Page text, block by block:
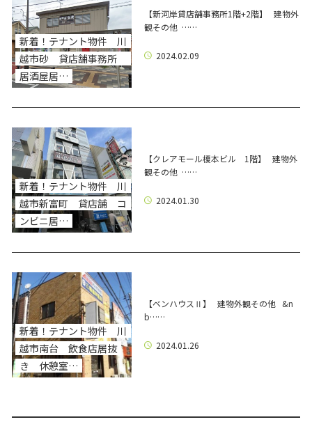
新着！テナント物件 川
越市砂 貸店舗事務所
居酒屋居…
【新河岸貸店舗事務所1階+2階】 建物外
観その他 ……
2024.02.09
新着！テナント物件 川
越市新富町 貸店舗 コ
ンビニ居…
【クレアモール榎本ビル 1階】 建物外
観その他 ……
2024.01.30
新着！テナント物件 川
越市南台 飲食店居抜
き 休憩室…
【ベンハウスⅡ】 建物外観その他 &n
b……
2024.01.26